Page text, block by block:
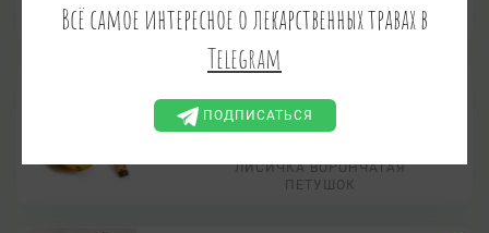
Cantharellus cibarius
ЛИСИЧКА НАСТОЯЩАЯ, ЛИСИЧКА
ЛИСИЧКА ВОРОНЧАТАЯ
ПЕТУШОК
Всё самое интересное о лекарственных травах в
Telegram
ПОДПИСАТЬСЯ